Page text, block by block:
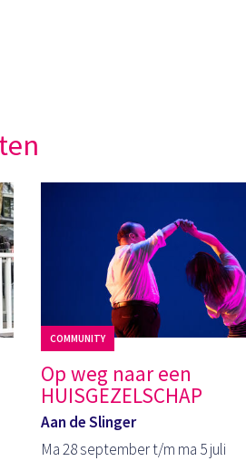
COMMUNITY
Op weg naar een
HUISGEZELSCHAP
Aan de Slinger
Ma 28 september t/m ma 5 juli